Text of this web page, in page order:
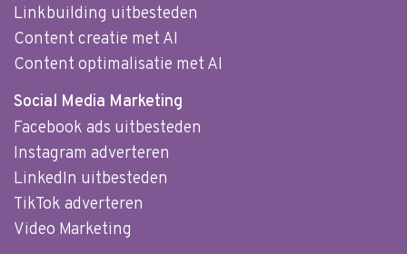
Linkbuilding uitbesteden
Content creatie met AI
Content optimalisatie met AI
Social Media Marketing
Facebook ads uitbesteden
Instagram adverteren
LinkedIn uitbesteden
TikTok adverteren
Video Marketing